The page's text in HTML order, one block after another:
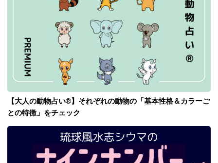
【大人の動物占い®】それぞれの動物の「基本性格＆カラーご
との特徴」をチェック